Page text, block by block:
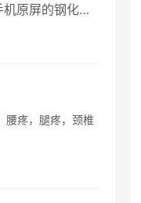
原屏的钢化
腰疼，腿疼，颈椎